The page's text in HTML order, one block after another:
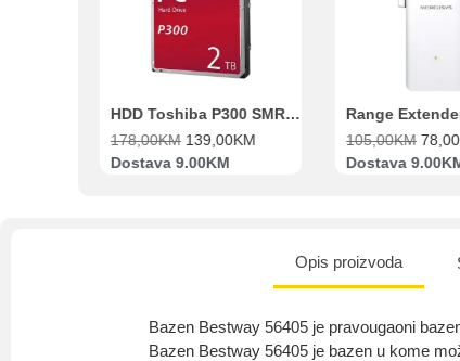
HDD Toshiba P300 SMR 3.5″ 2TB SATA III
178,00KM 139,00KM
Dostava 9.00KM
105,00KM 78,00
Dostava
Opis proizvoda
Bazen Bestway 56405 je pravougaoni
Bazen Bestway 56405 je bazen u kome